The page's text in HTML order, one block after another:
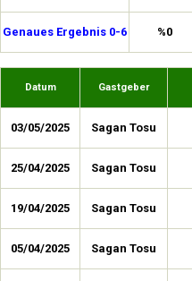
Genaues Ergebnis 0-6 %0
Datum Gastgeber
03/05/2025 Sagan Tosu
25/04/2025 Sagan Tosu
19/04/2025 Sagan Tosu
05/04/2025 Sagan Tosu